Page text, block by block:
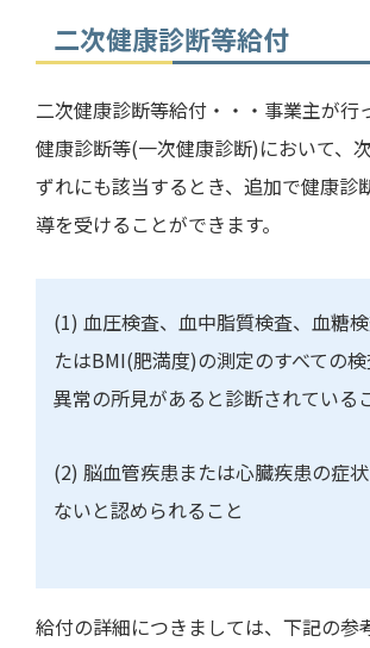
二次健康診断等給付
二次健康診断等給付・・・事業主が行
健康診断等(一次健康診断)において、
ずれにも該当するとき、追加で健康診
導を受けることができます。
(1) 血圧検査、血中脂質検査、血糖
たはBMI(肥満度)の測定のすべての
異常の所見があると診断されている
(2) 脳血管疾患または心臓疾患の症
ないと認められること
給付の詳細につきましては、下記の参